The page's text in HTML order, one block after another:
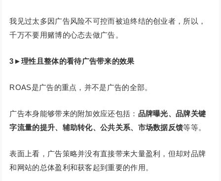
我见过太多因广告风险不可控而被迫终结的创业者，所以，
千万不要用赌博的心态去做广告。
3 ►理性且整体的看待广告带来的效果
ROAS是广告的重点，并不是广告的全部。
广告本身能够带来的附加效应还包括： 品牌曝光、品牌关键
字流量的提升、辅助转化、公共关系、市场数据反馈等等。
表面上看，广告策略并没有直接带来大量盈利，但却对品牌
和网站的总体盈利和获客起到重要的作用。